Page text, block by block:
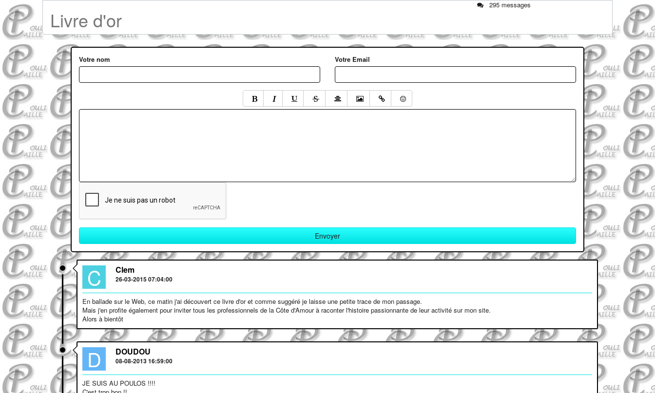
Livre d'or
295 messages
Votre nom Votre Email
C Clem
26-03-2015 07:04:00
En ballade sur le Web, ce matin j'ai découvert ce livre d'or et comme suggéré je laisse une petite trace de mon passage.
Mais j'en profite également pour inviter tous les professionnels de la Côte d'Amour à raconter l'histoire passionnante de leur activité sur mon site.
Alors à bientôt
D DOUDOU
08-08-2013 16:59:00
JE SUIS AU POULOS !!!!